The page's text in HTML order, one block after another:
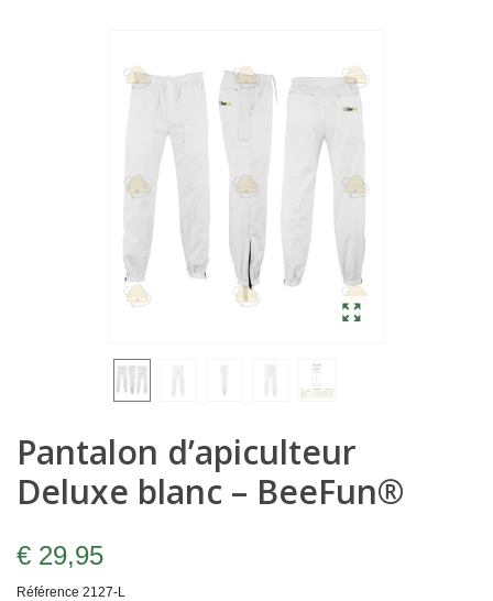
Pantalon d’apiculteur
Deluxe blanc – BeeFun®
€ 29,95
Référence 2127-L